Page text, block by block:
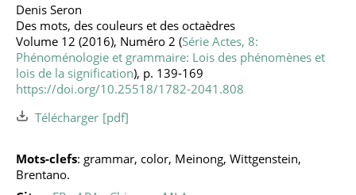
Denis Seron
Des mots, des couleurs et des octaèdres
Volume 12 (2016), Numéro 2 (Série Actes, 8:
Phénoménologie et grammaire: Lois des phénomènes et
lois de la signification), p. 139-169
https://doi.org/10.25518/1782-2041.808
Télécharger
Mots-clefs: grammar, color, Meinong, Wittgenstein,
Brentano.